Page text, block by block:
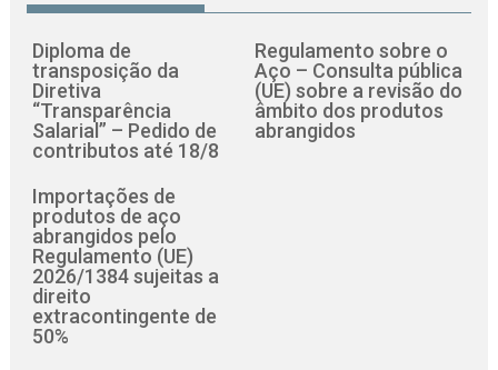
Diploma de
transposição da
Diretiva
“Transparência
Salarial” – Pedido de
contributos até 18/8
Regulamento sobre o
Aço – Consulta pública
(UE) sobre a revisão do
âmbito dos produtos
abrangidos
Importações de
produtos de aço
abrangidos pelo
Regulamento (UE)
2026/1384 sujeitas a
direito
extracontingente de
50%